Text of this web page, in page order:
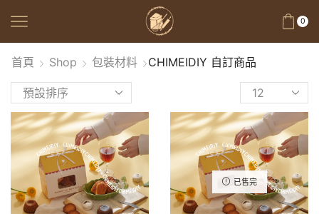
0
首頁 Shop 包裝材料 CHIMEIDIY 自訂商品
已售完